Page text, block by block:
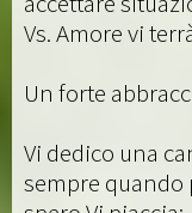
Vs. Amore vi
Un forte
Vi dedico una
sempre quando